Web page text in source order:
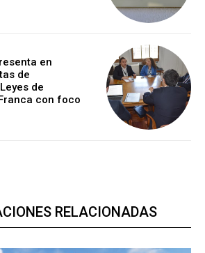
en
de
de
con foco
RELACIONADAS